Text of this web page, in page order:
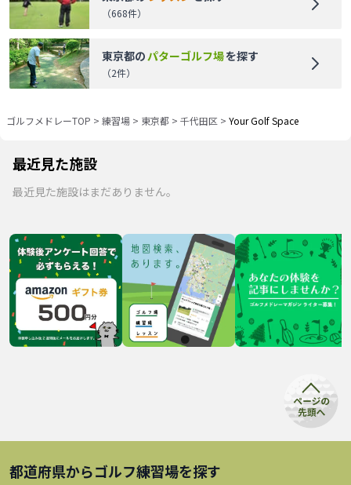
（668件）
東京都の パターゴルフ場を探す
（2件）
ゴルフメドレーTOP > 練習場 > 東京都 > 千代田区 > Your Golf Space
最近見た施設
最近見た施設はまだありません。
都道府県からゴルフ練習場を探す